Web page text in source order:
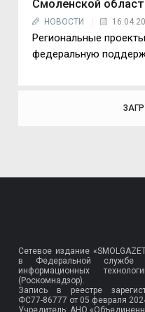
Смоленской
НОВОСТИ
Региональные
федеральную
Сетевое издание
в Федеральной
информационных
(Роскомнадзор).
Запись в реестре
ФС77-86777 от 05 февраля